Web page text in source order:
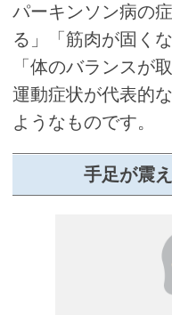
パーキンソン病の
る」「筋肉が固く
「体のバランスが
運動症状が代表的
ようなものです。
手足が震